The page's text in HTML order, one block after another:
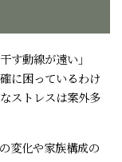
す動線が遠い」
に困っているわけ
ストレスは案外多
変化や家族構成の